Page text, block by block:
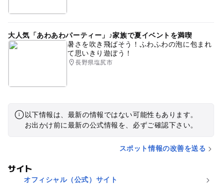
大人気「あわあわパーティー」♪家族で夏イベントを満喫
暑さを吹き飛ばそう！ふわふわの泡に包まれ
て思いきり遊ぼう！
長野県塩尻市
以下情報は、最新の情報ではない可能性もあります。
お出かけ前に最新の公式情報を、必ずご確認下さい。
スポット情報の改善を送る
サイト
オフィシャル（公式）サイト